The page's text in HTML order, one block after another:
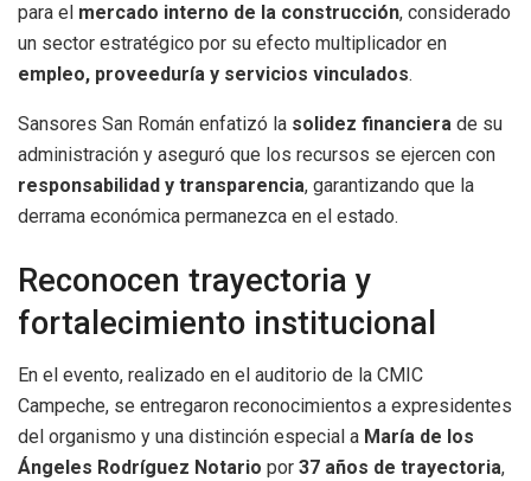
para el mercado interno de la construcción, considerado
un sector estratégico por su efecto multiplicador en
empleo, proveeduría y servicios vinculados.
Sansores San Román enfatizó la solidez financiera de su
administración y aseguró que los recursos se ejercen con
responsabilidad y transparencia, garantizando que la
derrama económica permanezca en el estado.
Reconocen trayectoria y
fortalecimiento institucional
En el evento, realizado en el auditorio de la CMIC
Campeche, se entregaron reconocimientos a expresidentes
del organismo y una distinción especial a María de los
Ángeles Rodríguez Notario por 37 años de trayectoria,